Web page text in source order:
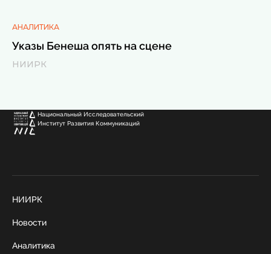
АНАЛИТИКА
Указы Бенеша опять на сцене
НИИРК
Национальный Исследовательский
Институт Развития Коммуникаций
НИИРК
Новости
Аналитика